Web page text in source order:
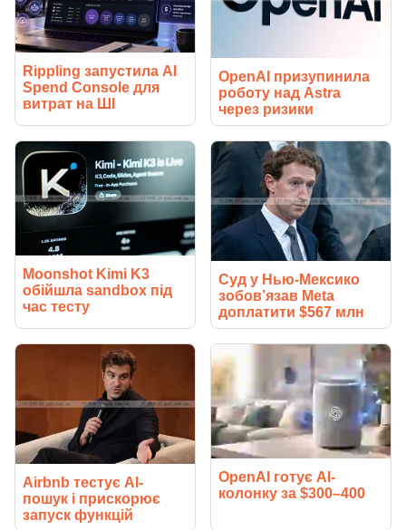
Rippling запустила AI
Spend Console для
витрат на ШІ
OpenAI призупинила
роботу над Astra
через ризики
Moonshot Kimi K3
обійшла sandbox під
час тесту
Суд у Нью-Мексико
зобов’язав Meta
доплатити $567 млн
Airbnb тестує AI-
пошук і прискорює
запуск функцій
OpenAI готує AI-
колонку за $300–400